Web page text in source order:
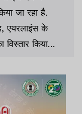
जा रहा है.
एयरलाइंस के
विस्तार किया